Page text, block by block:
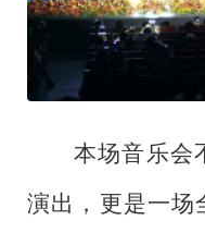
本场音乐会
演出，更是一场